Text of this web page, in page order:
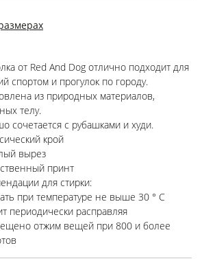
от Red And Dog отлично подходит для
спортом и прогулок по городу.
из природных материалов,
телу.
сочетается с рубашками и худи.
крой
вырез
принт
для стирки:
при температуре не выше 30 ° C
периодически расправляя
отжим вещей при 800 и более